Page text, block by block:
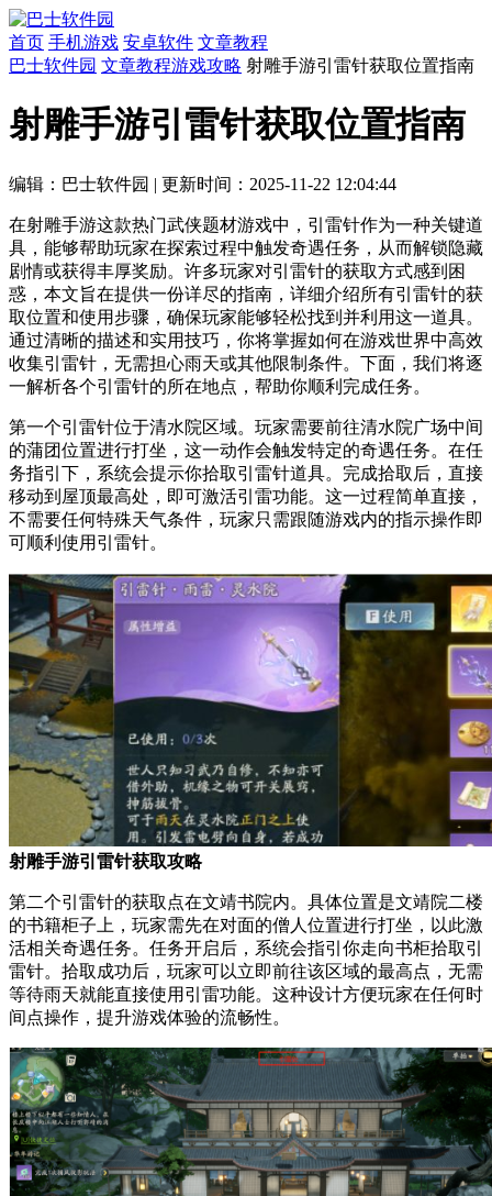
首页 手机游戏 安卓软件 文章教程
巴士软件园 文章教程游戏攻略 射雕手游引雷针获取位置指南
射雕手游引雷针获取位置指南
编辑：巴士软件园 | 更新时间：2025-11-22 12:04:44
在射雕手游这款热门武侠题材游戏中，引雷针作为一种关键道
具，能够帮助玩家在探索过程中触发奇遇任务，从而解锁隐藏
剧情或获得丰厚奖励。许多玩家对引雷针的获取方式感到困
惑，本文旨在提供一份详尽的指南，详细介绍所有引雷针的获
取位置和使用步骤，确保玩家能够轻松找到并利用这一道具。
通过清晰的描述和实用技巧，你将掌握如何在游戏世界中高效
收集引雷针，无需担心雨天或其他限制条件。下面，我们将逐
一解析各个引雷针的所在地点，帮助你顺利完成任务。
第一个引雷针位于清水院区域。玩家需要前往清水院广场中间
的蒲团位置进行打坐，这一动作会触发特定的奇遇任务。在任
务指引下，系统会提示你拾取引雷针道具。完成拾取后，直接
移动到屋顶最高处，即可激活引雷功能。这一过程简单直接，
不需要任何特殊天气条件，玩家只需跟随游戏内的指示操作即
可顺利使用引雷针。
射雕手游引雷针获取攻略
第二个引雷针的获取点在文靖书院内。具体位置是文靖院二楼
的书籍柜子上，玩家需先在对面的僧人位置进行打坐，以此激
活相关奇遇任务。任务开启后，系统会指引你走向书柜拾取引
雷针。拾取成功后，玩家可以立即前往该区域的最高点，无需
等待雨天就能直接使用引雷功能。这种设计方便玩家在任何时
间点操作，提升游戏体验的流畅性。